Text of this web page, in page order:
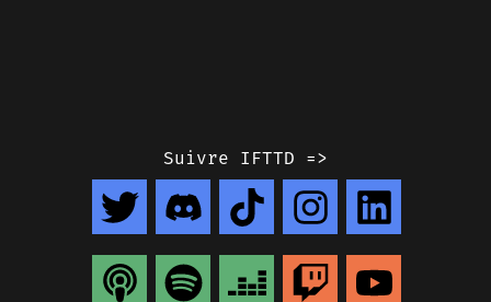
Suivre IFTTD =>